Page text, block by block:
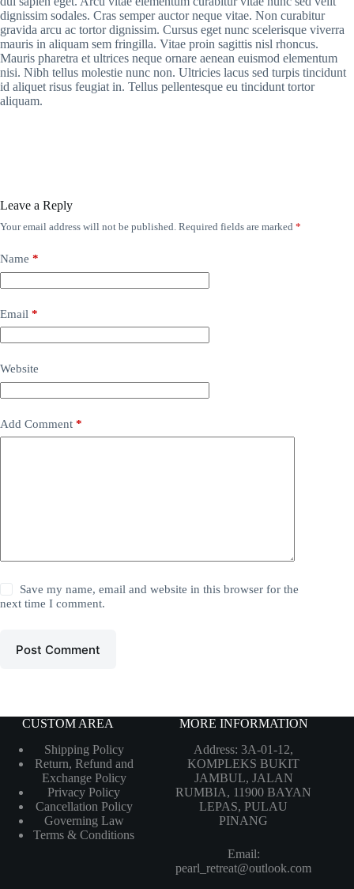
dignissim sodales. Cras semper auctor neque vitae. Non curabitur
gravida arcu ac tortor dignissim. Cursus eget nunc scelerisque viverra
mauris in aliquam sem fringilla. Vitae proin sagittis nisl rhoncus.
Mauris pharetra et ultrices neque ornare aenean euismod elementum
nisi. Nibh tellus molestie nunc non. Ultricies lacus sed turpis tincidunt
id aliquet risus feugiat in. Tellus pellentesque eu tincidunt tortor
aliquam.
Leave a Reply
Your email address will not be published. Required fields are marked *
Name *
Email *
Website
Add Comment *
Save my name, email and website in this browser for the
next time I comment.
Post Comment
CUSTOM AREA
Shipping Policy
Return, Refund and
Exchange Policy
Privacy Policy
Cancellation Policy
Governing Law
Terms & Conditions
MORE INFORMATION
Address: 3A-01-12,
KOMPLEKS BUKIT
JAMBUL, JALAN
RUMBIA, 11900 BAYAN
LEPAS, PULAU
PINANG
Email:
pearl_retreat@outlook.com